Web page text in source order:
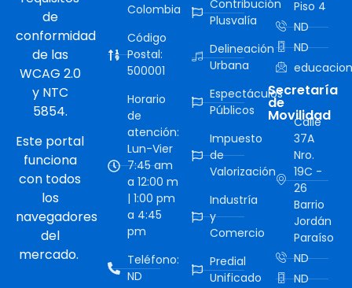
de
conformidad
de las
WCAG 2.0
y NTC
5854.
Este portal
funciona
con todos
los
navegadores
del
mercado.
Colombia
Código
Postal:
500001
Horario
de
atención:
Lun-Vier
7:45 am
a 12:00 m
| 1:00 pm
a 4:45
pm
Teléfono:
ND
Contribución
Plusvalía
Delineación
Urbana
Espectáculos
Públicos
Impuesto
de
Valorización
Industría
y
Comercio
Predial
Unificado
Piso 4
ND
ND
Secretaría
de
Movilidad
Calle
37A
Nro.
19C -
26
Barrio
Jordán
Paraíso
ND
ND